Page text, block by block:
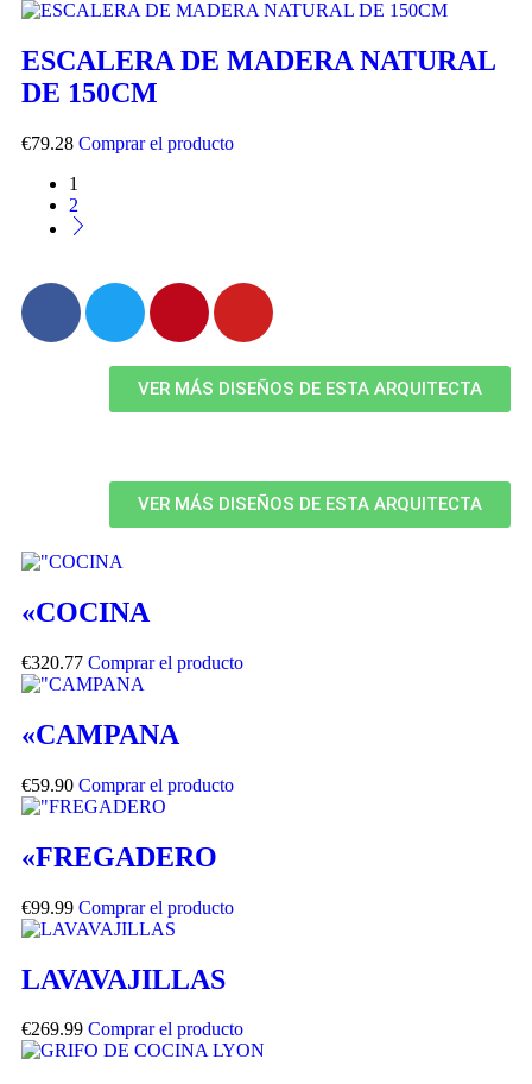
ESCALERA DE MADERA NATURAL
DE 150CM
€79.28 Comprar el producto
1
2
VER MÁS DISEÑOS DE ESTA ARQUITECTA
VER MÁS DISEÑOS DE ESTA ARQUITECTA
«COCINA
€320.77 Comprar el producto
«CAMPANA
€59.90 Comprar el producto
«FREGADERO
€99.99 Comprar el producto
LAVAVAJILLAS
€269.99 Comprar el producto